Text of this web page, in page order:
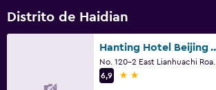
Distrito de Haidian
Hanting Hotel Beijing West
6,9
2 estrellas